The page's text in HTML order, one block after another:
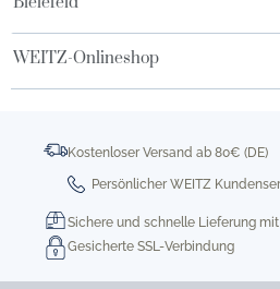
WEITZ-Onlineshop
Kostenloser Versand ab 80€ (DE)
Persönlicher WEITZ
Sichere und schnelle Lieferung mit
Gesicherte SSL-Verbindung